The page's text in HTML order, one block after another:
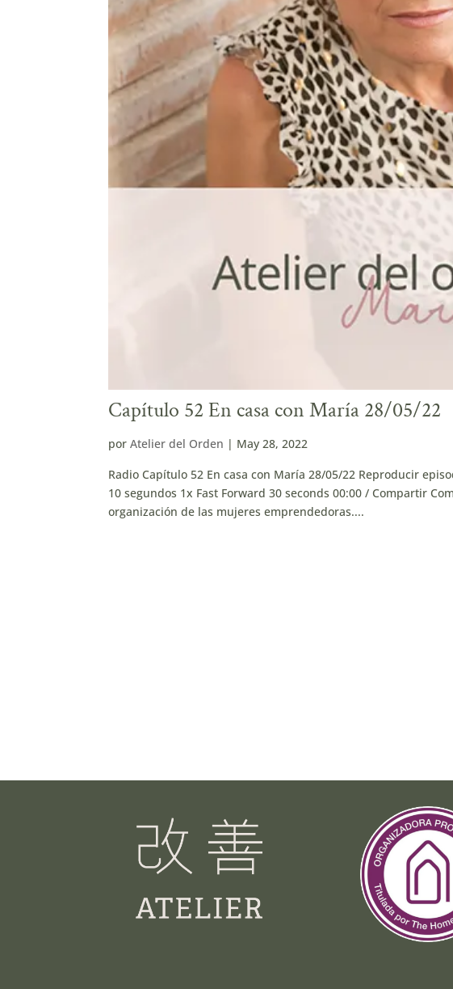
Capítulo 52 En casa con María 28/05/22
porAtelier del Orden | May 28, 2022
Radio Capítulo 52 En casa con María 28/05/22 Reproducir
10 segundos 1x Fast Forward 30 seconds 00:00 / Compartir
organización de las mujeres emprendedoras....